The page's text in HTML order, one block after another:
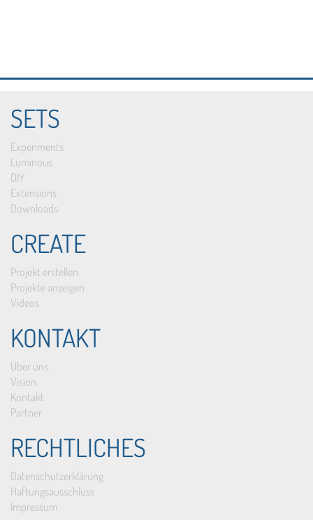
SETS
Experiments
Luminous
DIY
Extensions
Downloads
CREATE
Projekt erstellen
Projekte anzeigen
Videos
KONTAKT
Über uns
Vision
Kontakt
Partner
RECHTLICHES
Datenschutzerklärung
Haftungsausschluss
Impressum